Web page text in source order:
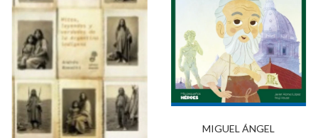
MIGUEL ÁNGEL